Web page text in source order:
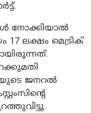
നോക്കിയാൽ
ലക്ഷം മെട്രിക്
ജനറൽ